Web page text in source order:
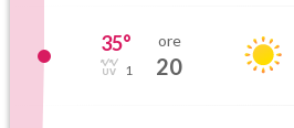
35°
1
ore
20